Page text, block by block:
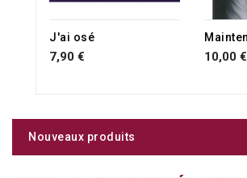
J'ai osé
7,90 € 10,00 €
Nouveaux produits